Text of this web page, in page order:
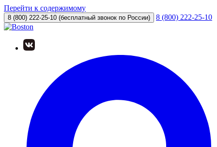
Перейти к содержимому
8 (800) 222-25-10 (бесплатный звонок по России) 8 (800) 222-25-10